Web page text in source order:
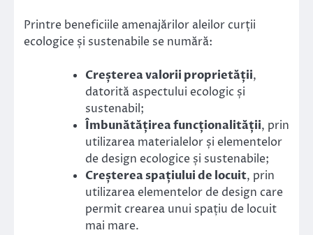
Printre beneficiile amenajărilor aleilor curții
ecologice și sustenabile se numără:
Creșterea valorii proprietății,
datorită aspectului ecologic și
sustenabil;
Îmbunătățirea funcționalității, prin
utilizarea materialelor și elementelor
de design ecologice și sustenabile;
Creșterea spațiului de locuit, prin
utilizarea elementelor de design care
permit crearea unui spațiu de locuit
mai mare.